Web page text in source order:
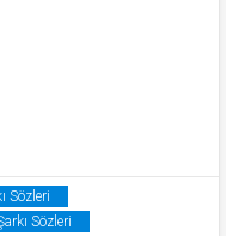
Sözleri
Sözleri